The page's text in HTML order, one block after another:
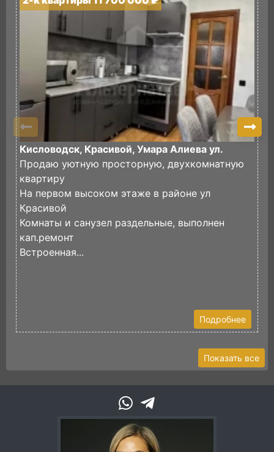
Кисловодск, Красивой, Умара Алиева ул.
Продаю уютную просторную, двухкомнатную
квартиру
На первом высоком этаже в районе ул
Красивой
Комнаты и санузел раздельные, выполнен
кап.ремонт
Встроенная...
Подробнее
Показать все